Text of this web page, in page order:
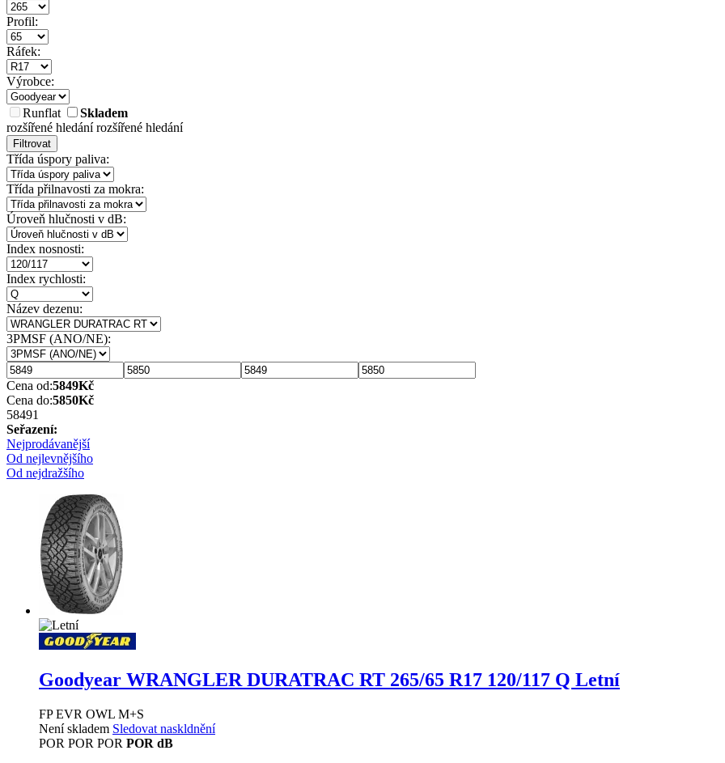
Profil:
Ráfek:
Výrobce:
Runflat
Skladem
rozšířené hledánírozšířené hledání
Filtrovat
Třída úspory paliva:
Třída přilnavosti za mokra:
Úroveň hlučnosti v dB:
Index nosnosti:
Index rychlosti:
Název dezenu:
3PMSF (ANO/NE):
Cena od:5849Kč
Cena do:5850Kč
58491
Seřazení:
Nejprodávanější
Od nejlevnějšího
Od nejdražšího
Goodyear WRANGLER DURATRAC RT 265/65 R17 120/117 Q Letní
FP EVR OWL M+S
Není skladem Sledovat naskldnění
POR POR POR POR dB